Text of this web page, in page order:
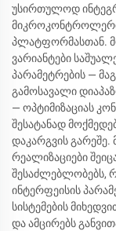
უსირთულოდ
პლატფორმასთან.
ვარიანტები
პარამეტრების —
გამოსავალი
— ოპტიმიზაციას
შესატანად
დაკარგვის გარეშე.
რეალიზაციები
შესაძლებლობებს,
ინტერფეისის
სისტემების
და ამცირებს